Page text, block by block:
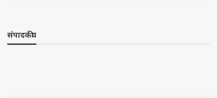
संपादकीय